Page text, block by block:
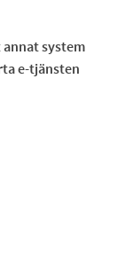
system
e-tjänsten